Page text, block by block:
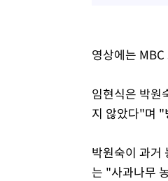
영상에는
임현식은 박원
지 않았다"며 "
박원숙이 과거
는 "사과나무